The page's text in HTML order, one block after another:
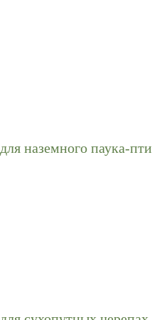
для наземного паука-